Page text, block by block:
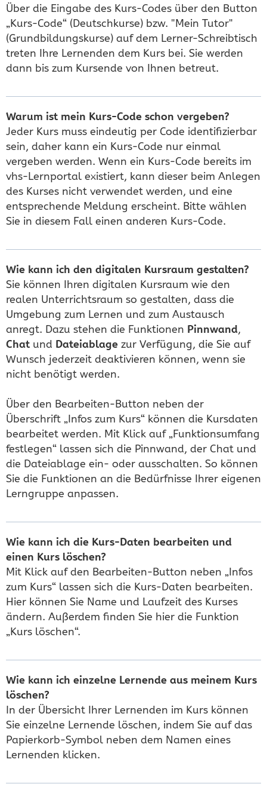
Über die Eingabe des Kurs-Codes über den Button
„Kurs-Code“ (Deutschkurse) bzw. "Mein Tutor"
(Grundbildungskurse) auf dem Lerner-Schreibtisch
treten Ihre Lernenden dem Kurs bei. Sie werden
dann bis zum Kursende von Ihnen betreut.
Warum ist mein Kurs-Code schon vergeben?
Jeder Kurs muss eindeutig per Code identifizierbar
sein, daher kann ein Kurs-Code nur einmal
vergeben werden. Wenn ein Kurs-Code bereits im
vhs-Lernportal existiert, kann dieser beim Anlegen
des Kurses nicht verwendet werden, und eine
entsprechende Meldung erscheint. Bitte wählen
Sie in diesem Fall einen anderen Kurs-Code.
Wie kann ich den digitalen Kursraum gestalten?
Sie können Ihren digitalen Kursraum wie den
realen Unterrichtsraum so gestalten, dass die
Umgebung zum Lernen und zum Austausch
anregt. Dazu stehen die Funktionen Pinnwand,
Chat und Dateiablage zur Verfügung, die Sie auf
Wunsch jederzeit deaktivieren können, wenn sie
nicht benötigt werden.
Über den Bearbeiten-Button neben der
Überschrift „Infos zum Kurs“ können die Kursdaten
bearbeitet werden. Mit Klick auf „Funktionsumfang
festlegen“ lassen sich die Pinnwand, der Chat und
die Dateiablage ein- oder ausschalten. So können
Sie die Funktionen an die Bedürfnisse Ihrer eigenen
Lerngruppe anpassen.
Wie kann ich die Kurs-Daten bearbeiten und
einen Kurs löschen?
Mit Klick auf den Bearbeiten-Button neben „Infos
zum Kurs“ lassen sich die Kurs-Daten bearbeiten.
Hier können Sie Name und Laufzeit des Kurses
ändern. Außerdem finden Sie hier die Funktion
„Kurs löschen“.
Wie kann ich einzelne Lernende aus meinem Kurs
löschen?
In der Übersicht Ihrer Lernenden im Kurs können
Sie einzelne Lernende löschen, indem Sie auf das
Papierkorb-Symbol neben dem Namen eines
Lernenden klicken.